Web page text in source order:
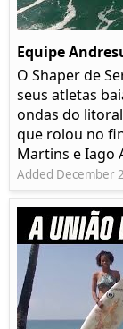
Equipe
O Shaper de
seus atletas
ondas do
que rolou no
Martins e Iago
Added December